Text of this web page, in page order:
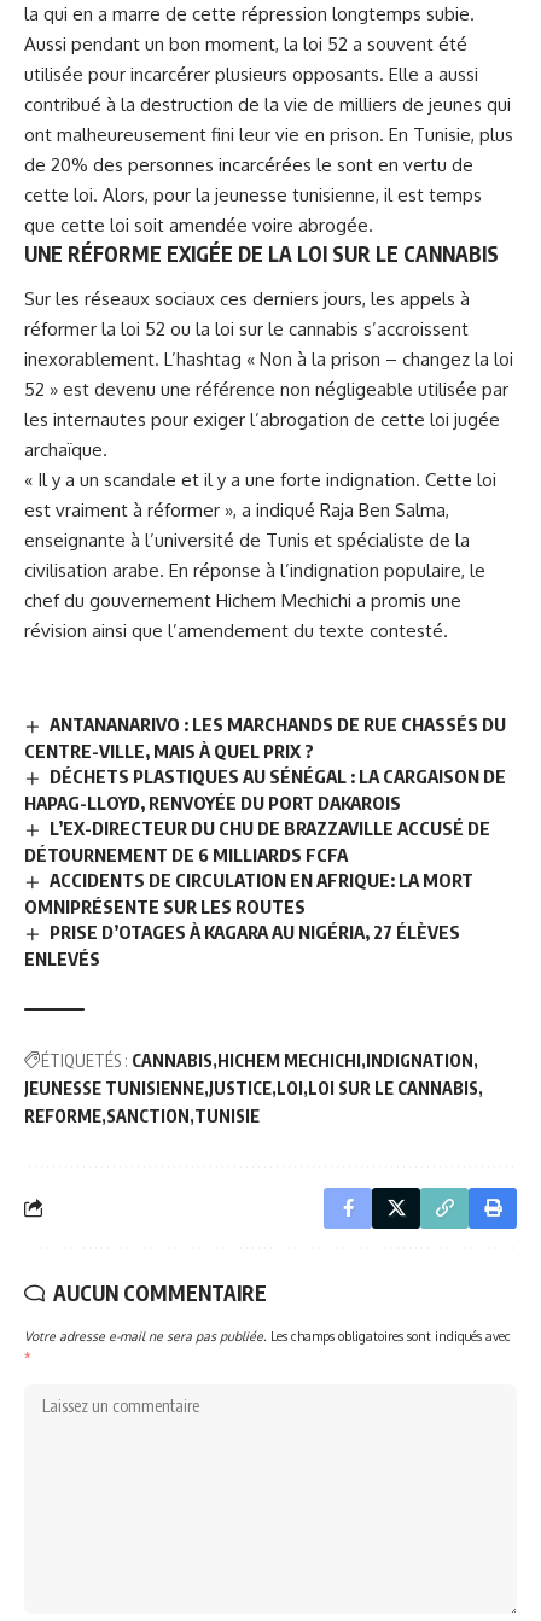
la qui en a marre de cette répression longtemps subie.
Aussi pendant un bon moment, la loi 52 a souvent été
utilisée pour incarcérer plusieurs opposants. Elle a aussi
contribué à la destruction de la vie de milliers de jeunes qui
ont malheureusement fini leur vie en prison. En Tunisie, plus
de 20% des personnes incarcérées le sont en vertu de
cette loi. Alors, pour la jeunesse tunisienne, il est temps
que cette loi soit amendée voire abrogée.
UNE RÉFORME EXIGÉE DE LA LOI SUR LE CANNABIS
Sur les réseaux sociaux ces derniers jours, les appels à
réformer la loi 52 ou la loi sur le cannabis s’accroissent
inexorablement. L’hashtag « Non à la prison – changez la loi
52 » est devenu une référence non négligeable utilisée par
les internautes pour exiger l’abrogation de cette loi jugée
archaïque.
« Il y a un scandale et il y a une forte indignation. Cette loi
est vraiment à réformer », a indiqué Raja Ben Salma,
enseignante à l’université de Tunis et spécialiste de la
civilisation arabe. En réponse à l’indignation populaire, le
chef du gouvernement Hichem Mechichi a promis une
révision ainsi que l’amendement du texte contesté.
ANTANANARIVO : LES MARCHANDS DE RUE CHASSÉS DU
CENTRE-VILLE, MAIS À QUEL PRIX ?
DÉCHETS PLASTIQUES AU SÉNÉGAL : LA CARGAISON DE
HAPAG-LLOYD, RENVOYÉE DU PORT DAKAROIS
L’EX-DIRECTEUR DU CHU DE BRAZZAVILLE ACCUSÉ DE
DÉTOURNEMENT DE 6 MILLIARDS FCFA
ACCIDENTS DE CIRCULATION EN AFRIQUE: LA MORT
OMNIPRÉSENTE SUR LES ROUTES
PRISE D’OTAGES À KAGARA AU NIGÉRIA, 27 ÉLÈVES
ENLEVÉS
ÉTIQUETÉS : CANNABIS HICHEM MECHICHI INDIGNATION
JEUNESSE TUNISIENNE JUSTICE LOI LOI SUR LE CANNABIS
REFORME SANCTION TUNISIE
AUCUN COMMENTAIRE
Votre adresse e-mail ne sera pas publiée. Les champs obligatoires sont indiqués avec
*